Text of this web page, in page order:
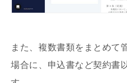
また、複数書類をまとめて
場合に、申込書など契約書